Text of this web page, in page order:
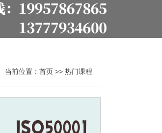
当前位置： 首页 >> 热门课程